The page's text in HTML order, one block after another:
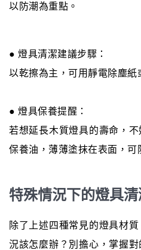
以防潮為重點。
● 燈具清潔建議步驟：
以乾擦為主，可用靜電除塵紙
● 燈具保養提醒：
若想延長木質燈具的壽命，
保養油，薄薄塗抹在表面，可
特殊情況下的燈具
除了上述四種常見的燈具材
況該怎麼辦？別擔心，掌握